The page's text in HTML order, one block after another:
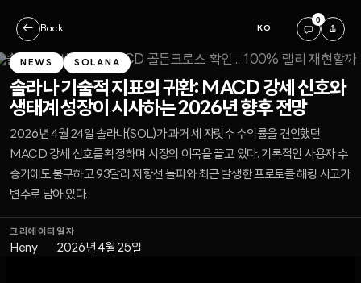
← Back KO
0
NEWS SOLANA
솔라나 기술적 지표의 귀환: MACD 강세 신호와
생태계 성장이 시사하는 2026년 향후 전망
2026년 4월 24일 솔라나(SOL)가 과거 세 자릿수 수익률을 견인했던
MACD 강세 신호를 확정하며 시장의 이목을 끌고 있다. 기록적인 사용자 수
증가에도 불구하고 93달러 저항선 돌파와 최근 발생한 프로토콜 해킹 사고가
변수로 남아 있다.
크리에이터
Heny
일자
2026년 4월 25일